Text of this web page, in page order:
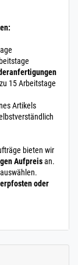
15 Arbeitstage
Artikels
bieten wir
Aufpreisan.
oder